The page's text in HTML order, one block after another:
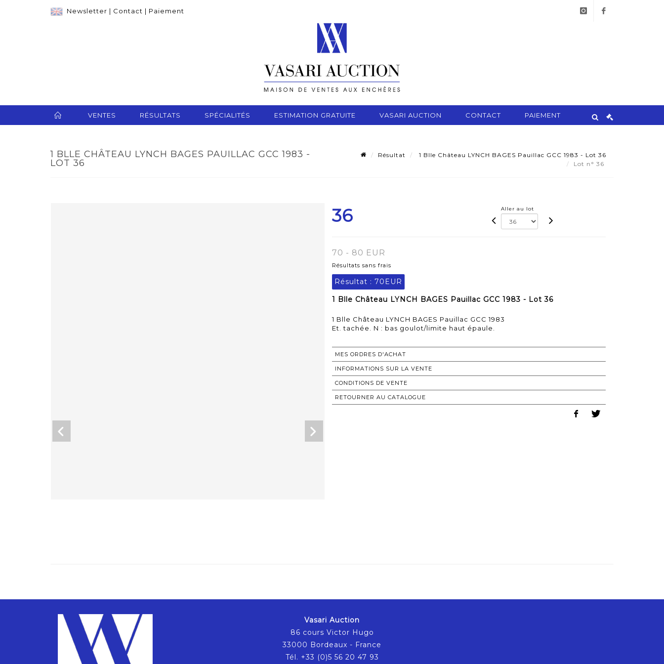
Newsletter | Contact | Paiement
VENTES RÉSULTATS SPÉCIALITÉS ESTIMATION GRATUITE VASARI AUCTION CONTACT PAIEMENT
1 BLLE CHÂTEAU LYNCH BAGES PAUILLAC GCC 1983 -
LOT 36
Résultat
1 Blle Château LYNCH BAGES Pauillac GCC 1983 - Lot 36
Lot n° 36
36 Aller au lot
70 - 80 EUR
Résultats sans frais
Résultat : 70EUR
1 Blle Château LYNCH BAGES Pauillac GCC 1983 - Lot 36
1 Blle Château LYNCH BAGES Pauillac GCC 1983
Et. tachée. N : bas goulot/limite haut épaule.
MES ORDRES D'ACHAT
INFORMATIONS SUR LA VENTE
CONDITIONS DE VENTE
RETOURNER AU CATALOGUE
Vasari Auction
86 cours Victor Hugo
33000 Bordeaux - France
Tél. +33 (0)5 56 20 47 93